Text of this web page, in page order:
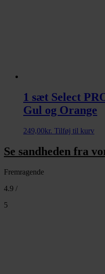
1 sæt Select
Gul og Orange
249,00kr. Tilføj til kurv
Se sandheden fra
Fremragende
4.9 /
5